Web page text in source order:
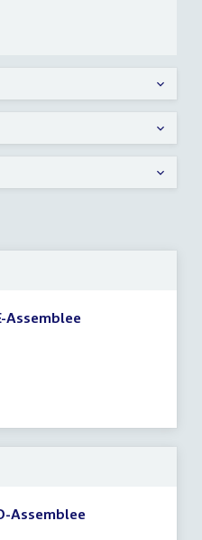
Assemblee
Assemblee